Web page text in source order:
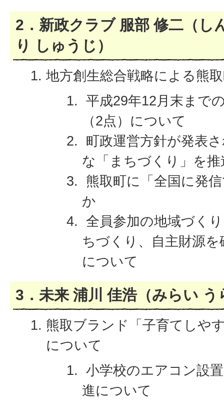
2．新政クラブ 服部 修二（し
り しゅうじ）
地方創生総合戦略による熊
平成29年12月末まで
（2点）について
町政運営方針が発表
な「まちづくり」を
熊取町に「全国に発
か
全員参加の地域づく
ちづくり、自主財源
について
3．未来 浦川 佳浩（みらい
熊取ブランド「子育てしや
について
小学校のエアコン設
進について